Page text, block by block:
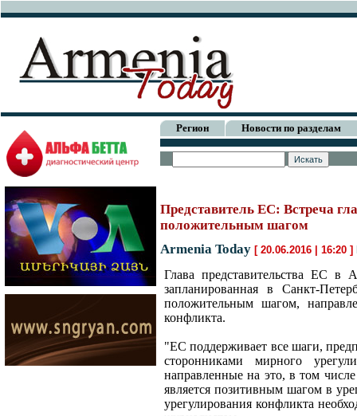
Регион Новости по разделам
Представитель ЕС: Встреча
положительным шагом
Armenia Today [ 20.06.2016 | 16:20 ]
Глава представительства ЕС в
запланированная в Санкт-
положительным шагом,
конфликта.
"ЕС поддерживает все шаги,
сторонниками мирного
направленные на это, в том
является позитивным шагом в
урегулирования конфликта